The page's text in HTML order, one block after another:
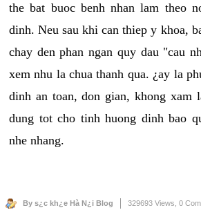
the bat buoc benh nhan lam theo
dinh. Neu sau khi can thiep y khoa,
chay den phan ngan quy dau "cau
xem nhu la chua thanh qua. ¿ay la
dinh an toan, don gian, khong xam
dung tot cho tinh huong dinh bao
nhe nhang.
By s¿c kh¿e Hà N¿i Blog 329693 Views, 0